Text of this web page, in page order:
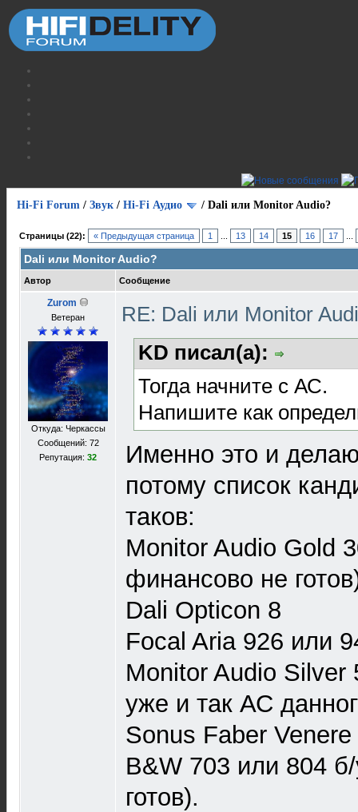
Hi-Fi Forum / Звук / Hi-Fi Аудио / Dali или Monitor Audio?
Страницы (22): « Предыдущая страница 1 13 14 15 16 17
Dali или Monitor Audio?
Автор Сообщение
Zurom
Ветеран
Откуда: Черкассы
Сообщений: 72
Репутация: 32
RE: Dali или Monitor
KD писал(а):
Тогда начните с АС.
Напишите как
Именно это и
потому список
таков:
Monitor Audio Gold
финансово не
Dali Opticon 8
Focal Aria 926 или
Monitor Audio Silver
уже и так АС
Sonus Faber
B&W 703 или 804
готов).